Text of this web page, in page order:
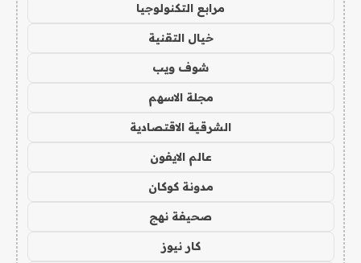
مرابع التكنولوجيا
خيال التقنية
شوف ويب
مجلة الاسهم
الشرقية الاقتصادية
عالم الايفون
مدونة كوكان
صحيفة نهج
كار نيوز